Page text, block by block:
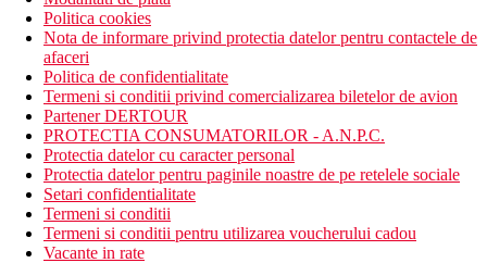
Politica cookies
Nota de informare privind protectia datelor pentru contactele de
afaceri
Politica de confidentialitate
Termeni si conditii privind comercializarea biletelor de avion
Partener DERTOUR
PROTECTIA CONSUMATORILOR - A.N.P.C.
Protectia datelor cu caracter personal
Protectia datelor pentru paginile noastre de pe retelele sociale
Setari confidentialitate
Termeni si conditii
Termeni si conditii pentru utilizarea voucherului cadou
Vacante in rate